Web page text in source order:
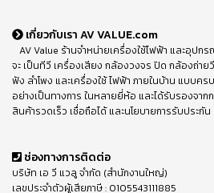
เกี่ยวกับเรา AV VALUE.com
AV Value ร้านจำหน่ายเครื่องใช้ไฟฟ้า และอุป
จะ เป็นทีวี เครื่องเสียง กล้องวงจร ปิด กล้องถ่า
ฟัง ลำโพง และเครื่องใช้ ไฟฟ้า ภายในบ้าน แบบค
อย่างเป็นทางการ ในหลายยี่ห้อ และได้รับรองจา
สินค้ารวดเร็ว เชื่อถือได้ และนโยบายการรับประกั
ช่องทางการติดต่อ
บริษัท เอ วี แวลู จำกัด (สำนักงานใหญ่)
เลขประจำตัวผู้เสียภาษี : 0105543111885